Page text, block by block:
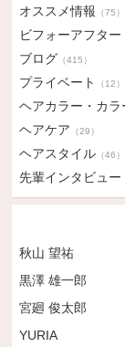
オススメ情報 （75）
ビフォーアフター
ブログ （415）
プライベート （12）
ヘアカラー・カラ
ヘアケア （29）
ヘアスタイル （46）
先輩インタビュー
秋山 望祐
黒澤 雄一郎
宮廻 俊太郎
YURIA